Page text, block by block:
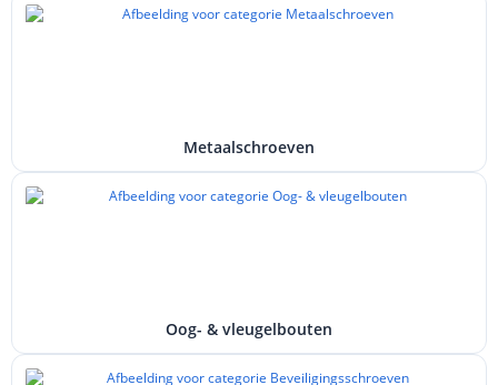
Metaalschroeven
Oog- & vleugelbouten